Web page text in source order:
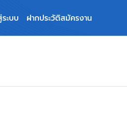
ะบบ ฝากประวัติสมัครงาน